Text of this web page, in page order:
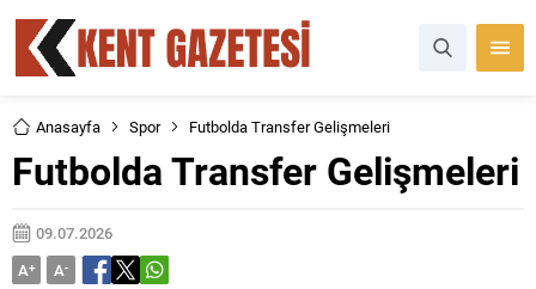
Anasayfa Spor Futbolda Transfer Gelişmeleri
Futbolda Transfer Gelişmeleri
09.07.2026
A+ A-